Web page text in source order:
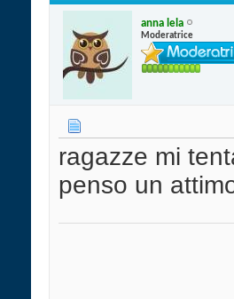
anna lela
Moderatrice
ragazze mi
penso un